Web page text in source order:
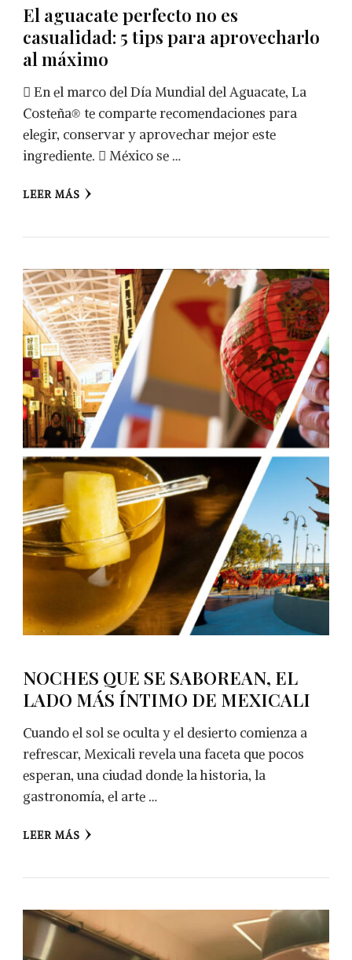
El aguacate perfecto no es
casualidad: 5 tips para aprovecharlo
al máximo
 En el marco del Día Mundial del Aguacate, La
Costeña® te comparte recomendaciones para
elegir, conservar y aprovechar mejor este
ingrediente.  México se …
LEER MÁS
NOCHES QUE SE SABOREAN, EL
LADO MÁS ÍNTIMO DE MEXICALI
Cuando el sol se oculta y el desierto comienza a
refrescar, Mexicali revela una faceta que pocos
esperan, una ciudad donde la historia, la
gastronomía, el arte …
LEER MÁS